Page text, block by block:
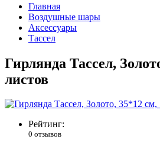
Главная
Воздушные шары
Аксессуары
Тассел
Гирлянда Тассел,
листов
Рейтинг:
0 отзывов